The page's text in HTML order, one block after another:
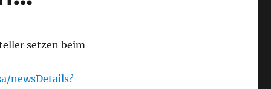
setzen beim
newsDetails?